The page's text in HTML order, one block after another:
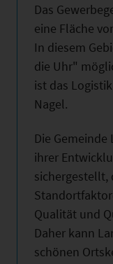
Das
eine Fläche
In diesem
die Uhr"
ist das
Nagel.
Die
ihrer
sichergestellt,
Qualität und
Daher kann
schönen